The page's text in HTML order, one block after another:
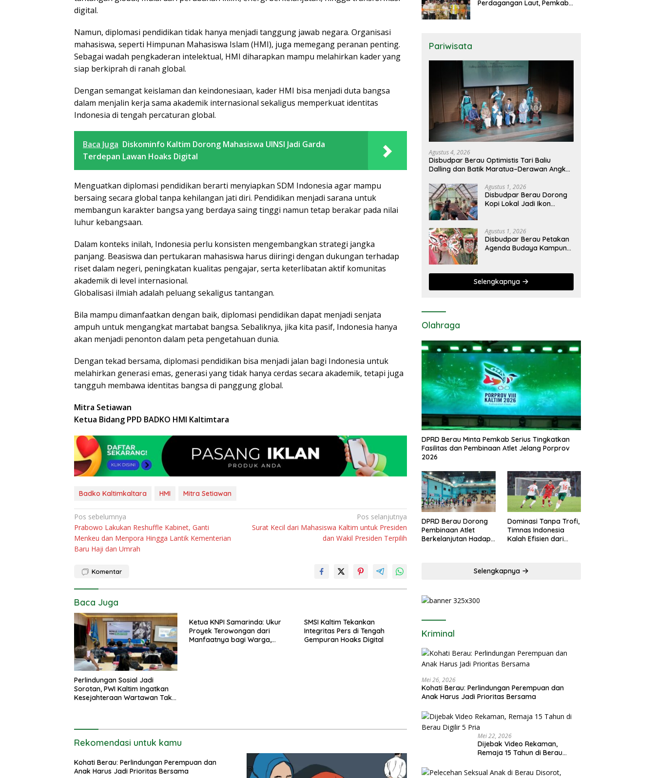
digital.
Namun, diplomasi pendidikan tidak hanya menjadi tanggung jawab negara. Organisasi
mahasiswa, seperti Himpunan Mahasiswa Islam (HMI), juga memegang peranan penting.
Sebagai wadah pengkaderan intelektual, HMI diharapkan mampu melahirkan kader yang
siap berkiprah di ranah global.
Dengan semangat keislaman dan keindonesiaan, kader HMI bisa menjadi duta bangsa
dalam menjalin kerja sama akademik internasional sekaligus memperkuat identitas
Indonesia di tengah percaturan global.
Baca Juga Diskominfo Kaltim Dorong Mahasiswa UINSI Jadi Garda
Terdepan Lawan Hoaks Digital
Menguatkan diplomasi pendidikan berarti menyiapkan SDM Indonesia agar mampu
bersaing secara global tanpa kehilangan jati diri. Pendidikan menjadi sarana untuk
membangun karakter bangsa yang berdaya saing tinggi namun tetap berakar pada nilai
luhur kebangsaan.
Dalam konteks inilah, Indonesia perlu konsisten mengembangkan strategi jangka
panjang. Beasiswa dan pertukaran mahasiswa harus diiringi dengan dukungan terhadap
riset dalam negeri, peningkatan kualitas pengajar, serta keterlibatan aktif komunitas
akademik di level internasional.
Globalisasi ilmiah adalah peluang sekaligus tantangan.
Bila mampu dimanfaatkan dengan baik, diplomasi pendidikan dapat menjadi senjata
ampuh untuk mengangkat martabat bangsa. Sebaliknya, jika kita pasif, Indonesia hanya
akan menjadi penonton dalam peta pengetahuan dunia.
Dengan tekad bersama, diplomasi pendidikan bisa menjadi jalan bagi Indonesia untuk
melahirkan generasi emas, generasi yang tidak hanya cerdas secara akademik, tetapi juga
tangguh membawa identitas bangsa di panggung global.
Mitra Setiawan
Ketua Bidang PPD BADKO HMI Kaltimtara
Badko Kaltimkaltara HMI Mitra Setiawan
Navigasi
pos
Pos sebelumnya
Prabowo Lakukan Reshuffle Kabinet, Ganti
Menkeu dan Menpora Hingga Lantik Kementerian
Baru Haji dan Umrah
Pos selanjutnya
Surat Kecil dari Mahasiswa Kaltim untuk Presiden
dan Wakil Presiden Terpilih
Komentar
Baca Juga
Perlindungan Sosial Jadi
Sorotan, PWI Kaltim Ingatkan
Kesejahteraan Wartawan Tak
Ketua KNPI Samarinda: Ukur
Proyek Terowongan dari
Manfaatnya bagi Warga,
SMSI Kaltim Tekankan
Integritas Pers di Tengah
Gempuran Hoaks Digital
Rekomendasi untuk kamu
Kohati Berau: Perlindungan Perempuan dan
Anak Harus Jadi Prioritas Bersama
Perdagangan Laut, Pemkab
Pariwisata
Agustus 4, 2026
Disbudpar Berau Optimistis Tari Baliu
Dalling dan Batik Maratua–Derawan Angkat
Agustus 1, 2026
Disbudpar Berau Dorong
Kopi Lokal Jadi Ikon
Wisatawan Disiapkan
Agustus 1, 2026
Disbudpar Berau Petakan
Agenda Budaya Kampung,
Selengkapnya
Olahraga
DPRD Berau Minta Pemkab Serius Tingkatkan
Fasilitas dan Pembinaan Atlet Jelang Porprov
2026
DPRD Berau Dorong
Pembinaan Atlet
Berkelanjutan Hadapi
Dominasi Tanpa Trofi,
Timnas Indonesia
Kalah Efisien dari
Selengkapnya
Kriminal
Mei 26, 2026
Kohati Berau: Perlindungan Perempuan dan
Anak Harus Jadi Prioritas Bersama
Mei 22, 2026
Dijebak Video Rekaman,
Remaja 15 Tahun di Berau